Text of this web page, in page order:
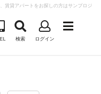
賃貸アパートをお探しの方はサンプロジ
検索 ログイン